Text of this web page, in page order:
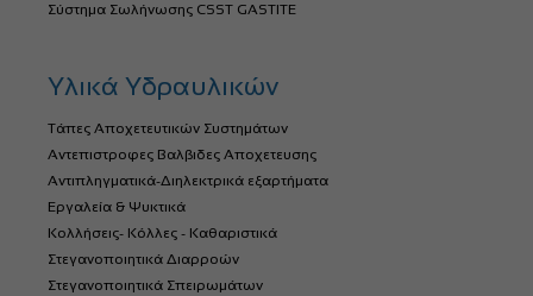
Σύστημα Σωλήνωσης CSST GASTITE
Υλικά Υδραυλικών
Τάπες Αποχετευτικών Συστημάτων
Αντεπιστροφες Βαλβιδες Αποχετευσης
Αντιπληγματικά-Διηλεκτρικά εξαρτήματα
Εργαλεία & Ψυκτικά
Κολλήσεις- Κόλλες - Καθαριστικά
Στεγανοποιητικά Διαρροών
Στεγανοποιητικά Σπειρωμάτων